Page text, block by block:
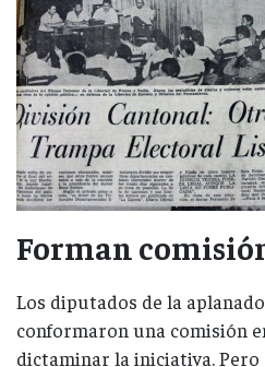
Forman
Los diputados de la
conformaron una comisión
dictaminar la iniciativa. Pero